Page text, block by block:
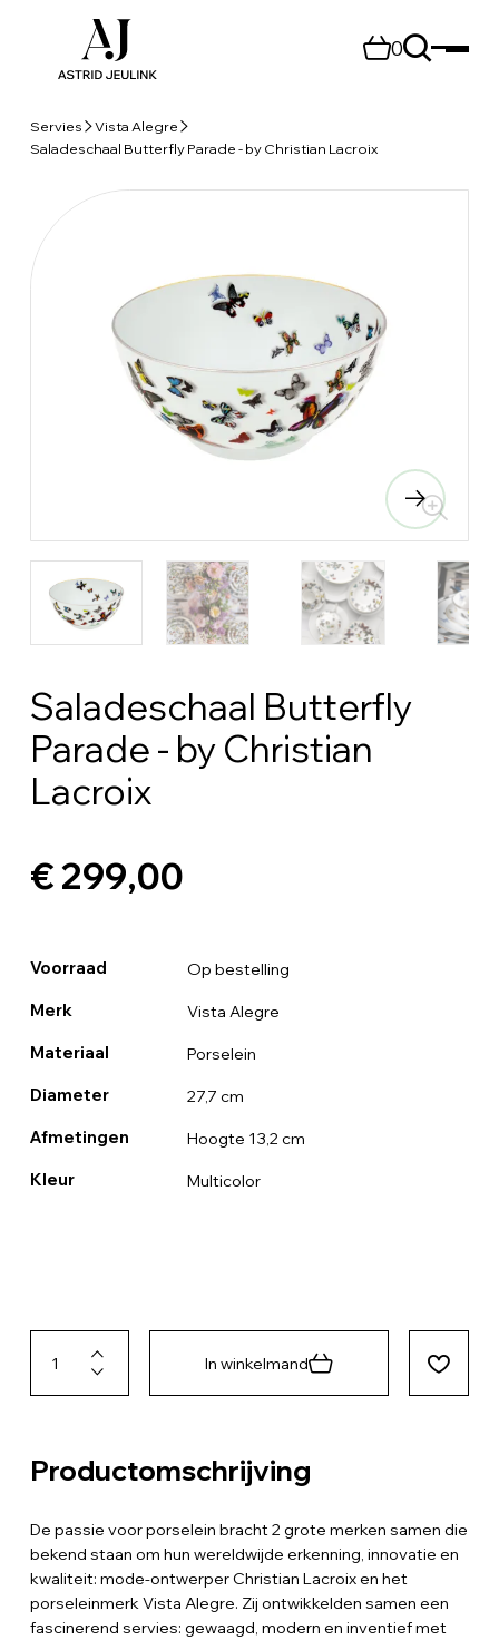
0
Servies
Vista Alegre
Saladeschaal Butterfly Parade - by Christian Lacroix
Saladeschaal Butterfly
Parade - by Christian
Lacroix
€ 299,00
Voorraad Op bestelling
Merk Vista Alegre
Materiaal Porselein
Diameter 27,7 cm
Afmetingen Hoogte 13,2 cm
Kleur Multicolor
In winkelmand
Productomschrijving
De passie voor porselein bracht 2 grote merken samen die
bekend staan om hun wereldwijde erkenning, innovatie en
kwaliteit: mode-ontwerper Christian Lacroix en het
porseleinmerk Vista Alegre. Zij ontwikkelden samen een
fascinerend servies: gewaagd, modern en inventief met